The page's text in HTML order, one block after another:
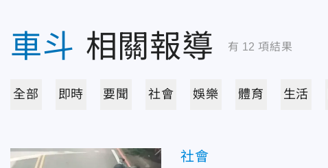
車斗 相關報導 有 12 項結果
全部 即時 要聞 社會 娛樂 體育 生活
社會